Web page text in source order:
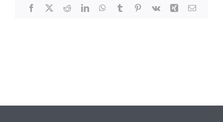
Facebook
X RedditLinkedInWhatsApp
TumblrPinterest
Vk Xing Email